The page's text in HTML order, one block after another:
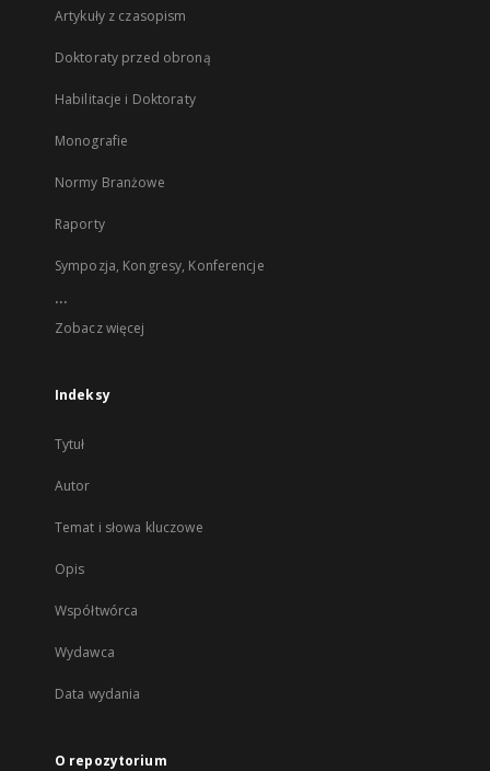
Artykuły z czasopism
Doktoraty przed obroną
Habilitacje i Doktoraty
Monografie
Normy Branżowe
Raporty
Sympozja, Kongresy, Konferencje
...
Zobacz więcej
Indeksy
Tytuł
Autor
Temat i słowa kluczowe
Opis
Współtwórca
Wydawca
Data wydania
O repozytorium